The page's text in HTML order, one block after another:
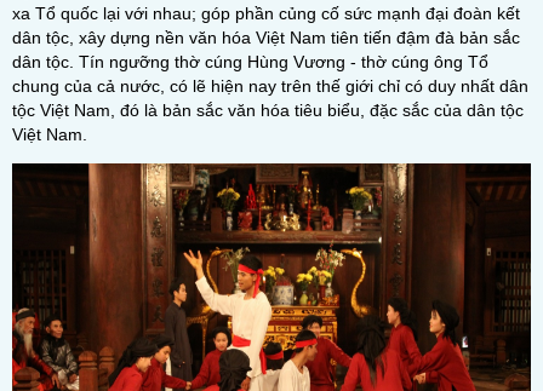
xa Tổ quốc lại với nhau; góp phần củng cố sức mạnh đại đoàn kết
dân tộc, xây dựng nền văn hóa Việt Nam tiên tiến đậm đà bản sắc
dân tộc. Tín ngưỡng thờ cúng Hùng Vương - thờ cúng ông Tổ
chung của cả nước, có lẽ hiện nay trên thế giới chỉ có duy nhất dân
tộc Việt Nam, đó là bản sắc văn hóa tiêu biểu, đặc sắc của dân tộc
Việt Nam.